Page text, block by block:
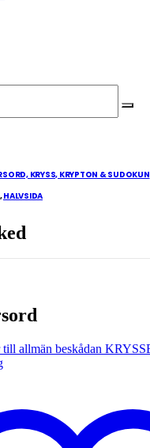
KRYSS, KRYPTON & SUDOKUN
,HALVSIDA